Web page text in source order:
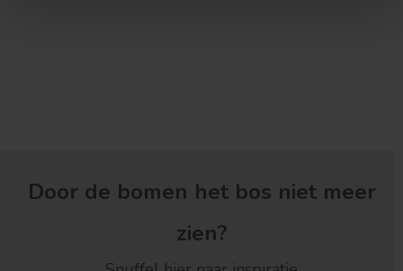
Door de bomen het bos niet meer
zien?